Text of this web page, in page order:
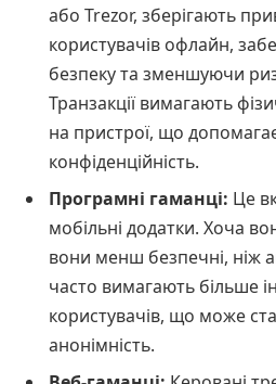
або Trezor, зберігають
користувачів офлайн,
безпеку та зменшуючи
Транзакції вимагають
на пристрої, що
конфіденційність.
Програмні гаманці: Це
мобільні додатки. Хоча
вони менш безпечні, ніж
часто вимагають більше
користувачів, що може
анонімність.